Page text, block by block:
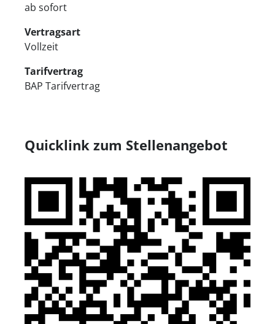
ab sofort
Vertragsart
Vollzeit
Tarifvertrag
BAP Tarifvertrag
Quicklink zum Stellenangebot